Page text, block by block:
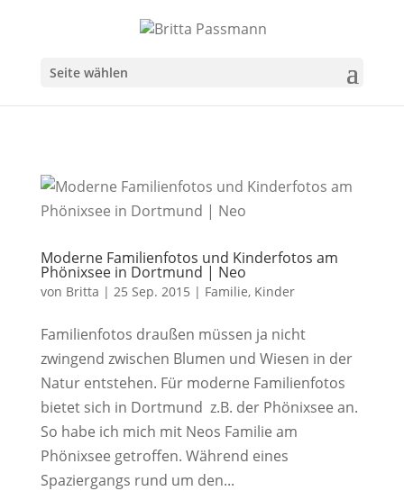
Seite wählen
Moderne Familienfotos und Kinderfotos am
Phönixsee in Dortmund | Neo
von Britta | 25 Sep. 2015 | Familie, Kinder
Familienfotos draußen müssen ja nicht
zwingend zwischen Blumen und Wiesen in der
Natur entstehen. Für moderne Familienfotos
bietet sich in Dortmund z.B. der Phönixsee an.
So habe ich mich mit Neos Familie am
Phönixsee getroffen. Während eines
Spaziergangs rund um den...